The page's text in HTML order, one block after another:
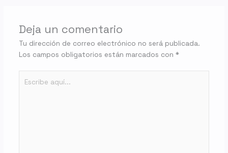
Deja un comentario
Tu dirección de correo electrónico no será publicada.
Los campos obligatorios están marcados con *
aquí...